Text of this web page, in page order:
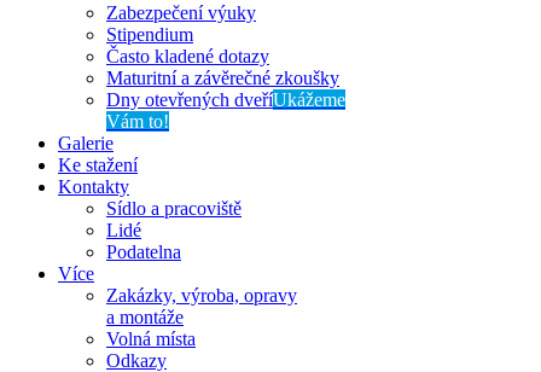
Zabezpečení výuky
Stipendium
Často kladené dotazy
Maturitní a závěrečné zkoušky
Dny otevřených dveříUkážeme
Vám to!
Galerie
Ke stažení
Kontakty
Sídlo a pracoviště
Lidé
Podatelna
Více
Zakázky, výroba, opravy
a montáže
Volná místa
Odkazy